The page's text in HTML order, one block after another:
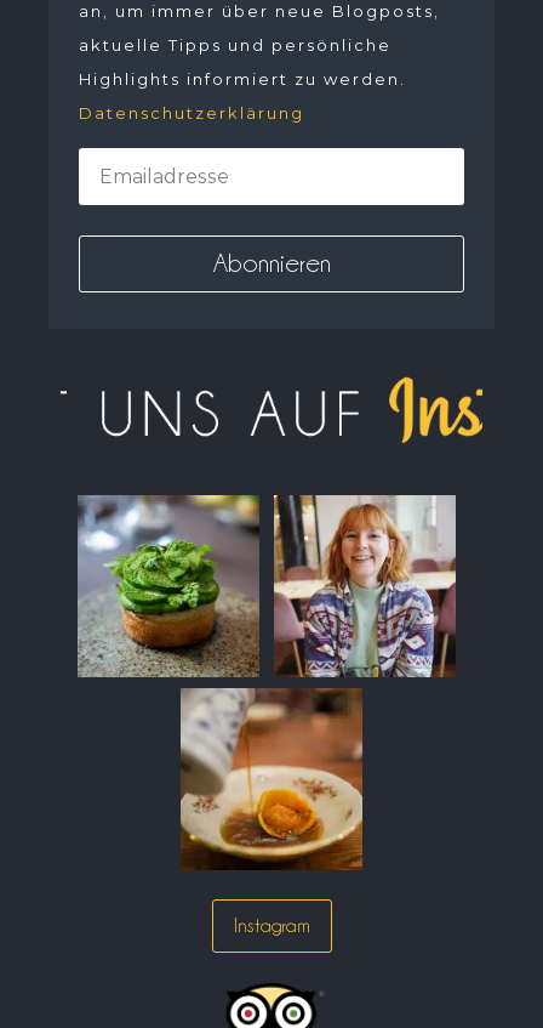
an, um immer über neue Blogposts,
aktuelle Tipps und persönliche
Highlights informiert zu werden.
Datenschutzerklärung
Instagram